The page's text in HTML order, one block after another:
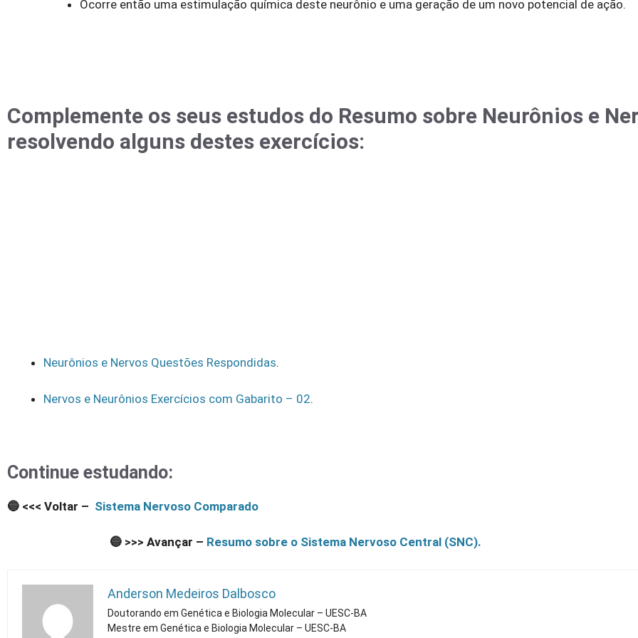
Ocorre então uma estimulação química deste neurônio e uma geração de um novo potencial de ação.
Complemente os seus estudos do Resumo sobre Neurônios e
resolvendo alguns destes exercícios:
Neurônios e Nervos Questões Respondidas.
Nervos e Neurônios Exercícios com Gabarito – 02.
Continue estudando:
🔵 <<< Voltar – Sistema Nervoso Comparado
🔵 >>> Avançar – Resumo sobre o Sistema Nervoso Central (SNC).
Anderson Medeiros Dalbosco
Doutorando em Genética e Biologia Molecular – UESC-BA
Mestre em Genética e Biologia Molecular – UESC-BA